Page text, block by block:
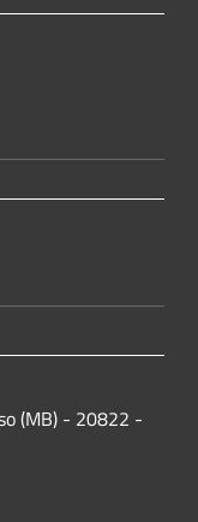
(MB) - 20822 -